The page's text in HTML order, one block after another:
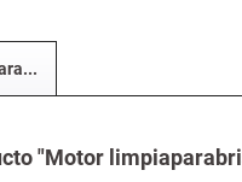
"Motor